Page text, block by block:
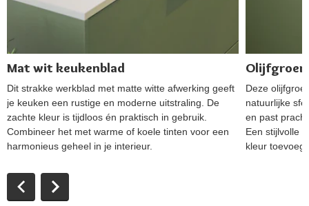
Mat wit keukenblad
Dit strakke werkblad met matte witte afwerking geeft
je keuken een rustige en moderne uitstraling. De
zachte kleur is tijdloos én praktisch in gebruik.
Combineer het met warme of koele tinten voor een
harmonieus geheel in je interieur.
Deze
natuurlijke
en past
Een stijlvolle
kleur